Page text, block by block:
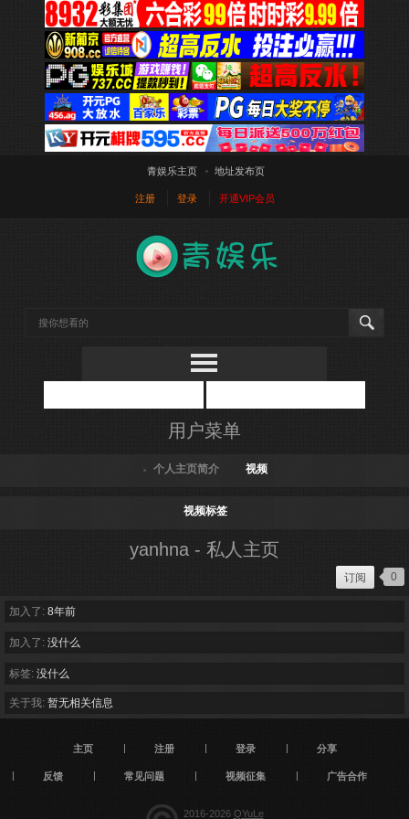
青娱乐主页 地址发布页
注册 登录 开通VIP会员
用户菜单
个人主页简介 视频
视频标签
yanhna - 私人主页
0
订阅
加入了: 8年前
加入了: 没什么
标签: 没什么
关于我: 暂无相关信息
主页 注册 登录 分享
反馈 常见问题 视频征集 广告合作
2016-2026 QYuLe